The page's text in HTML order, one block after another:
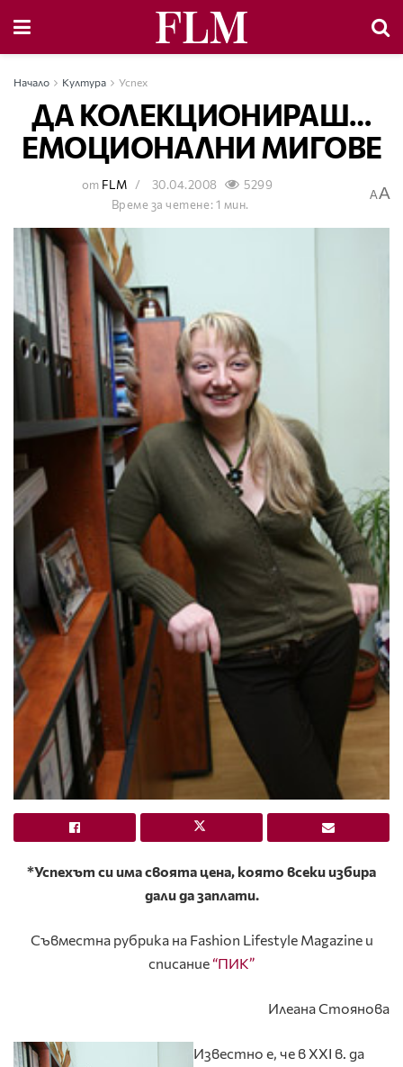
Начало Култура Успех
ДА КОЛЕКЦИОНИРАШ…
ЕМОЦИОНАЛНИ МИГОВЕ
от FLM 30.04.2008
5299
Време за четене: 1 мин.
AA
*Успехът си има своята цена, която всеки избира
дали да заплати.
Съвместна рубрика на Fashion Lifestyle Magazine и
списание “ПИК”
Илеана Стоянова
Известно е, че в XXI в. да